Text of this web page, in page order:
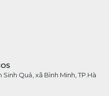
Quả, xã Bình Minh, TP.Hà